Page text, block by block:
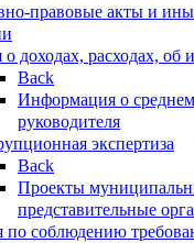
правовые акты и
доходах, расходах, об
Back
Информация о
руководителя
экспертиза
Back
Проекты
представительные
по соблюдению